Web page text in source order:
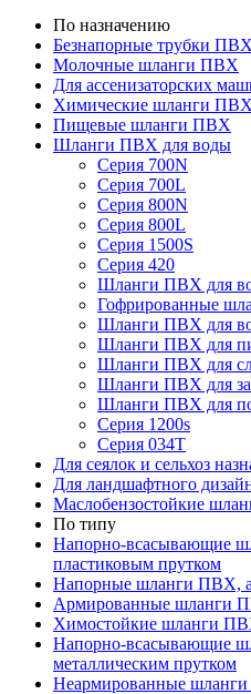
По назначению
Безнапорные трубки ПВХ
Молочные шланги ПВХ
Для ассенизаторских
Химические шланги ПВХ
Пищевые шланги ПВХ
Шланги ПВХ для воды
Серия 700N
Серия 700L
Серия 800N
Серия 800L
Серия 1500S
Серия 420
Шланги ПВХ для
Гофрированные
Шланги ПВХ для
Шланги ПВХ для
Шланги ПВХ для
Шланги ПВХ для
Шланги ПВХ для
Серия 1200s
Серия 034Т
Для сеялок и сельхоз
Для ландшафтного
Маслобензостойкие
По типу
Напорно-всасывающие
пластиковым прутком
Напорные шланги ПВХ,
Армированные шланги
Химостойкие шланги
Напорно-всасывающие
металлическим прутком
Неармированные